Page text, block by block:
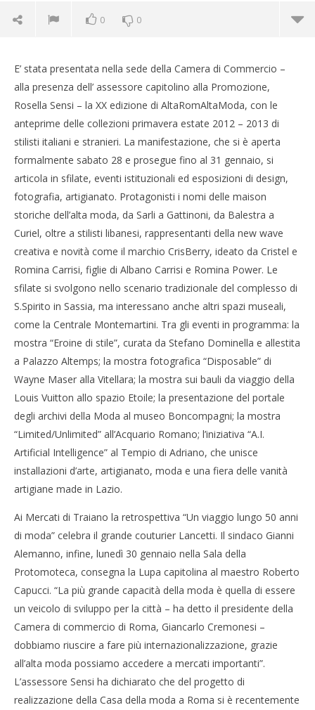
0 0
AltaRomAltaModa, tutti gli eventi inprogramma
30/01/2012
Redazione
E’ stata presentata nella sede della Camera di Commercio –
alla presenza dell’ assessore capitolino alla Promozione,
Rosella Sensi – la XX edizione di AltaRomAltaModa, con le
anteprime delle collezioni primavera estate 2012 – 2013 di
stilisti italiani e stranieri. La manifestazione, che si è aperta
formalmente sabato 28 e prosegue fino al 31 gennaio, si
articola in sfilate, eventi istituzionali ed esposizioni di design,
fotografia, artigianato. Protagonisti i nomi delle maison
storiche dell’alta moda, da Sarli a Gattinoni, da Balestra a
Curiel, oltre a stilisti libanesi, rappresentanti della new wave
creativa e novità come il marchio CrisBerry, ideato da Cristel e
Romina Carrisi, figlie di Albano Carrisi e Romina Power. Le
sfilate si svolgono nello scenario tradizionale del complesso di
S.Spirito in Sassia, ma interessano anche altri spazi museali,
come la Centrale Montemartini. Tra gli eventi in programma: la
mostra “Eroine di stile”, curata da Stefano Dominella e allestita
a Palazzo Altemps; la mostra fotografica “Disposable” di
Wayne Maser alla Vitellara; la mostra sui bauli da viaggio della
Louis Vuitton allo spazio Etoile; la presentazione del portale
degli archivi della Moda al museo Boncompagni; la mostra
“Limited/Unlimited” all’Acquario Romano; l’iniziativa “A.I.
Artificial Intelligence” al Tempio di Adriano, che unisce
installazioni d’arte, artigianato, moda e una fiera delle vanità
artigiane made in Lazio.
Ai Mercati di Traiano la retrospettiva “Un viaggio lungo 50 anni
di moda” celebra il grande couturier Lancetti. Il sindaco Gianni
Alemanno, infine, lunedì 30 gennaio nella Sala della
Protomoteca, consegna la Lupa capitolina al maestro Roberto
Capucci. “La più grande capacità della moda è quella di essere
un veicolo di sviluppo per la città – ha detto il presidente della
Camera di commercio di Roma, Giancarlo Cremonesi –
dobbiamo riuscire a fare più internazionalizzazione, grazie
all’alta moda possiamo accedere a mercati importanti”.
L’assessore Sensi ha dichiarato che del progetto di
realizzazione della Casa della moda a Roma si è recentemente